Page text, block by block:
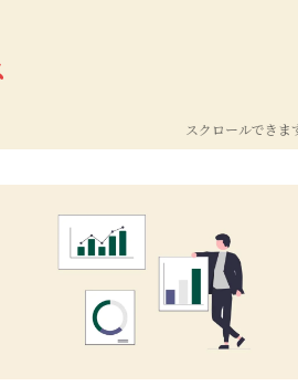
スクロールできます